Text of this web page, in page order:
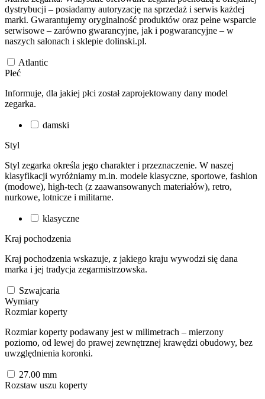
dystrybucji – posiadamy autoryzację na sprzedaż i serwis każdej
marki. Gwarantujemy oryginalność produktów oraz pełne wsparcie
serwisowe – zarówno gwarancyjne, jak i pogwarancyjne – w
naszych salonach i sklepie dolinski.pl.
Atlantic
Płeć
Informuje, dla jakiej płci został zaprojektowany dany model
zegarka.
damski
Styl
Styl zegarka określa jego charakter i przeznaczenie. W naszej
klasyfikacji wyróżniamy m.in. modele klasyczne, sportowe, fashion
(modowe), high-tech (z zaawansowanych materiałów), retro,
nurkowe, lotnicze i militarne.
klasyczne
Kraj pochodzenia
Kraj pochodzenia wskazuje, z jakiego kraju wywodzi się dana
marka i jej tradycja zegarmistrzowska.
Szwajcaria
Wymiary
Rozmiar koperty
Rozmiar koperty podawany jest w milimetrach – mierzony
poziomo, od lewej do prawej zewnętrznej krawędzi obudowy, bez
uwzględnienia koronki.
27.00 mm
Rozstaw uszu koperty